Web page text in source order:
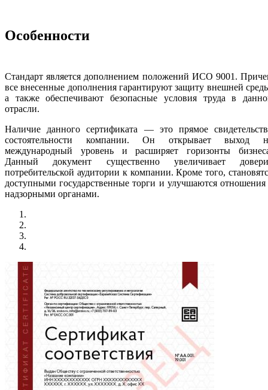
Особенности
Стандарт является дополнением положений ИСО 9001.
все внесенные дополнения гарантируют защиту внешней
а также обеспечивают безопасные условия труда в
отрасли.
Наличие данного сертификата — это прямое
состоятельности компании. Он открывает выход
международный уровень и расширяет горизонты
Данный документ существенно увеличивает
потребительской аудитории к компании. Кроме того,
доступными государственные торги и улучшаются отношения
надзорными органами.